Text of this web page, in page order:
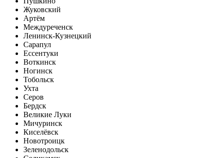
Жуковский
Артём
Междуреченск
Ленинск-Кузнецкий
Сарапул
Ессентуки
Воткинск
Ногинск
Тобольск
Ухта
Серов
Бердск
Великие Луки
Мичуринск
Киселёвск
Новотроицк
Зеленодольск